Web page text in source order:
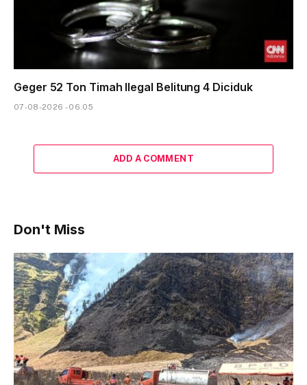
Geger 52 Ton Timah Ilegal Belitung 4 Diciduk
07-08-2026 - 06.05
ADD A COMMENT
Don't Miss